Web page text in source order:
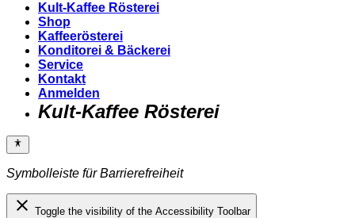
Kult-Kaffee Rösterei
Shop
Kaffeerösterei
Konditorei & Bäckerei
Service
Kontakt
Anmelden
Kult-Kaffee Rösterei
Symbolleiste für Barrierefreiheit
close Toggle the visibility of the Accessibility Toolbar